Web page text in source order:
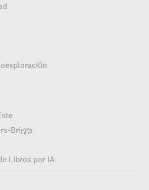
Briggs
Libros por IA